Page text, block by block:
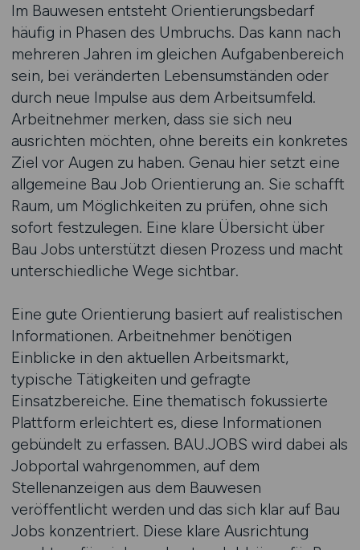
Im Bauwesen entsteht Orientierungsbedarf
häufig in Phasen des Umbruchs. Das kann nach
mehreren Jahren im gleichen Aufgabenbereich
sein, bei veränderten Lebensumständen oder
durch neue Impulse aus dem Arbeitsumfeld.
Arbeitnehmer merken, dass sie sich neu
ausrichten möchten, ohne bereits ein konkretes
Ziel vor Augen zu haben. Genau hier setzt eine
allgemeine Bau Job Orientierung an. Sie schafft
Raum, um Möglichkeiten zu prüfen, ohne sich
sofort festzulegen. Eine klare Übersicht über
Bau Jobs unterstützt diesen Prozess und macht
unterschiedliche Wege sichtbar.
Eine gute Orientierung basiert auf realistischen
Informationen. Arbeitnehmer benötigen
Einblicke in den aktuellen Arbeitsmarkt,
typische Tätigkeiten und gefragte
Einsatzbereiche. Eine thematisch fokussierte
Plattform erleichtert es, diese Informationen
gebündelt zu erfassen. BAU.JOBS wird dabei als
Jobportal wahrgenommen, auf dem
Stellenanzeigen aus dem Bauwesen
veröffentlicht werden und das sich klar auf Bau
Jobs konzentriert. Diese klare Ausrichtung